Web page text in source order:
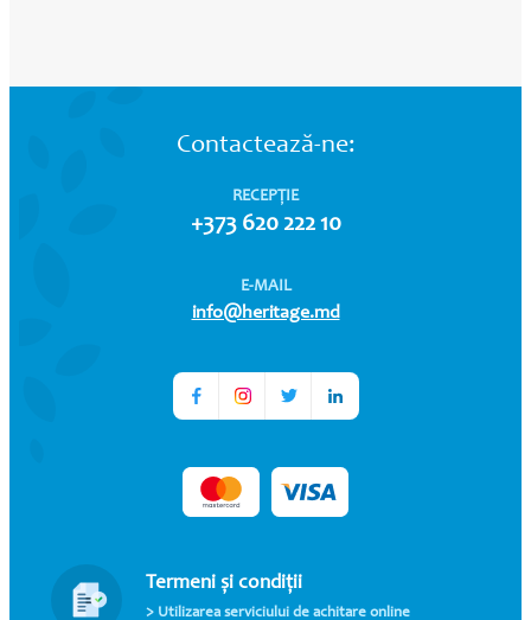
Contactează-ne:
RECEPȚIE
+373 620 222 10
E-MAIL
info@heritage.md
Termeni și condiții
> Utilizarea serviciului de achitare online